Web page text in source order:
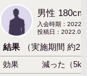
男性 180cm
入会時期：2022
投稿日：
結果 （実施期間 約2
効果
減った（